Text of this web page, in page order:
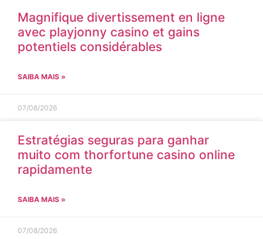
Magnifique divertissement en ligne
avec playjonny casino et gains
potentiels considérables
SAIBA MAIS »
07/08/2026
Estratégias seguras para ganhar
muito com thorfortune casino online
rapidamente
SAIBA MAIS »
07/08/2026